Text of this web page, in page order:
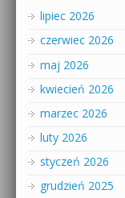
lipiec 2026
czerwiec 2026
maj 2026
kwiecień 2026
marzec 2026
luty 2026
styczeń 2026
grudzień 2025